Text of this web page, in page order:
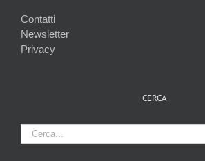
Contatti
Newsletter
Privacy
CERCA
Cerca
per: